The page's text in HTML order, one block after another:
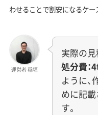
わせることで割安になるケー
運営者 稲垣
実際の見
処分費
ように
めに記
す。